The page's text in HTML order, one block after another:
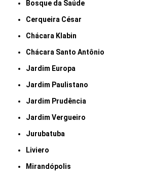
Bosque da Saúde
Cerqueira César
Chácara Klabin
Chácara Santo Antônio
Jardim Europa
Jardim Paulistano
Jardim Prudência
Jardim Vergueiro
Jurubatuba
Liviero
Mirandópolis